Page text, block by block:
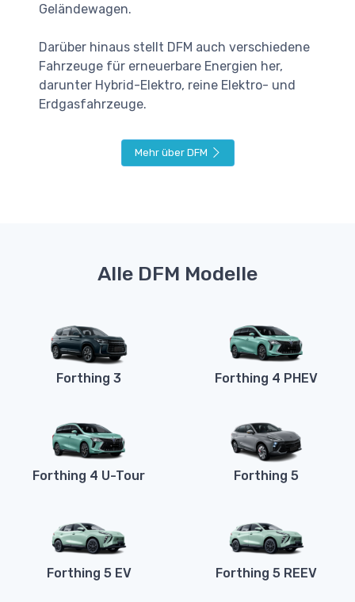
Geländewagen.
Darüber hinaus stellt DFM auch verschiedene
Fahrzeuge für erneuerbare Energien her,
darunter Hybrid-Elektro, reine Elektro- und
Erdgasfahrzeuge.
Mehr über DFM
Alle DFM Modelle
Forthing 3 Forthing 4 PHEV
Forthing 4 U-Tour Forthing 5
Forthing 5 EV Forthing 5 REEV